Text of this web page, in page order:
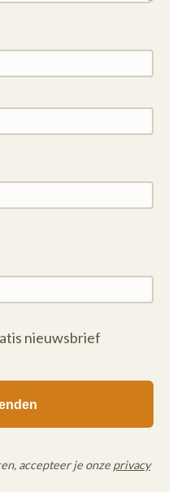
nieuwsbrief
accepteer je onze privacy